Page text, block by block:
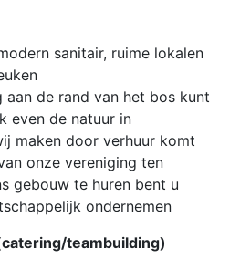
sanitair, ruime lokalen
aan de rand van het bos kunt
even de natuur in
maken door verhuur komt
onze vereniging ten
gebouw te huren bent u
ondernemen
teambuilding)